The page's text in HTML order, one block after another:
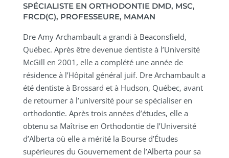
SPÉCIALISTE EN ORTHODONTIE DMD, MSC,
FRCD(C), PROFESSEURE, MAMAN
Dre Amy Archambault a grandi à Beaconsfield,
Québec. Après être devenue dentiste à l’Université
McGill en 2001, elle a complété une année de
résidence à l’Hôpital général juif. Dre Archambault a
été dentiste à Brossard et à Hudson, Québec, avant
de retourner à l’université pour se spécialiser en
orthodontie. Après trois années d’études, elle a
obtenu sa Maîtrise en Orthodontie de l’Université
d’Alberta où elle a mérité la Bourse d’Études
supérieures du Gouvernement de l’Alberta pour sa